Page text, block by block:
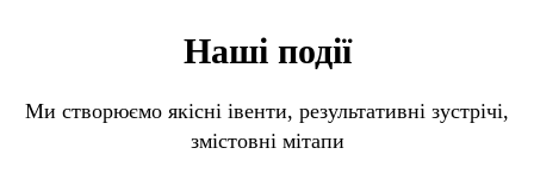
Наші події
Ми створюємо якісні івенти, результативні зустрічі,
змістовні мітапи